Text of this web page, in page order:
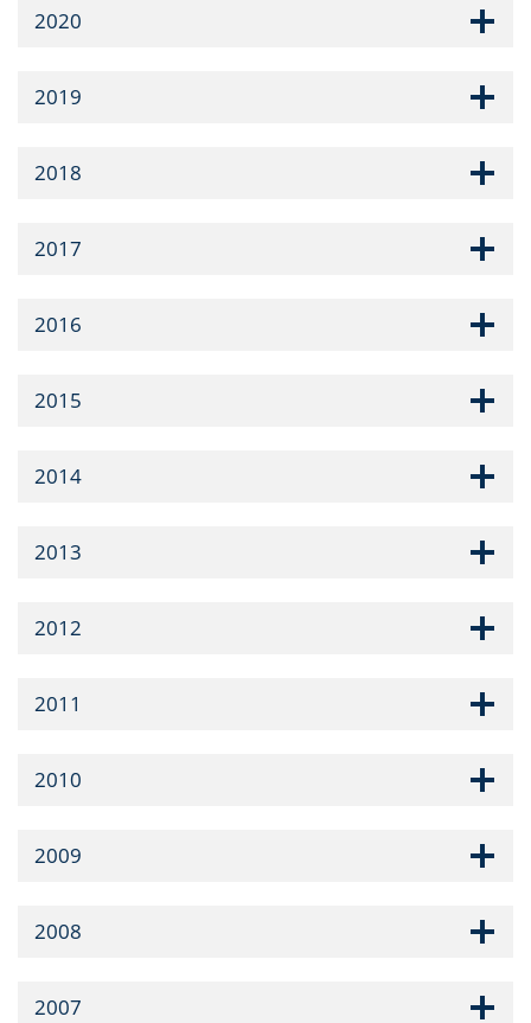
2020
2019
2018
2017
2016
2015
2014
2013
2012
2011
2010
2009
2008
2007